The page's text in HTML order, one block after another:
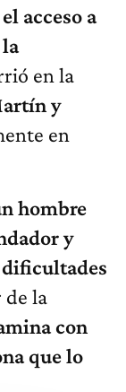
acceso a
en la
y
en
hombre
y
dificultades
de la
con
que lo